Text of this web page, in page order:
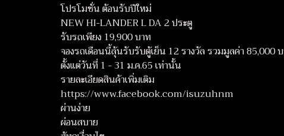
โปรโมชั่น ต้อนรับปีใหม่
NEW HI-LANDER L DA 2 ประตู
รับรถเพียง 19,900 บาท
จองรถเดือนนี้ลุ้นรับรับตู้เย็น 12 รางวัล รวมมูลค่า 85,000
ตั้งแต่วันที่ 1 - 31 ม.ค.65 เท่านั้น
รายละเอียดสินค้าเพิ่มเติม
https://www.facebook.com/isuzuhnm
ผ่านง่าย
ผ่อนสบาย